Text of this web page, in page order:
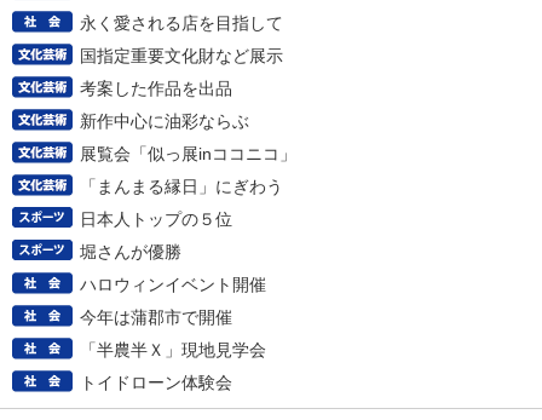
永く愛される店を目指して
国指定重要文化財など展示
考案した作品を出品
新作中心に油彩ならぶ
展覧会「似っ展inココニコ」
「まんまる縁日」にぎわう
日本人トップの５位
堀さんが優勝
ハロウィンイベント開催
今年は蒲郡市で開催
「半農半Ｘ」現地見学会
トイドローン体験会